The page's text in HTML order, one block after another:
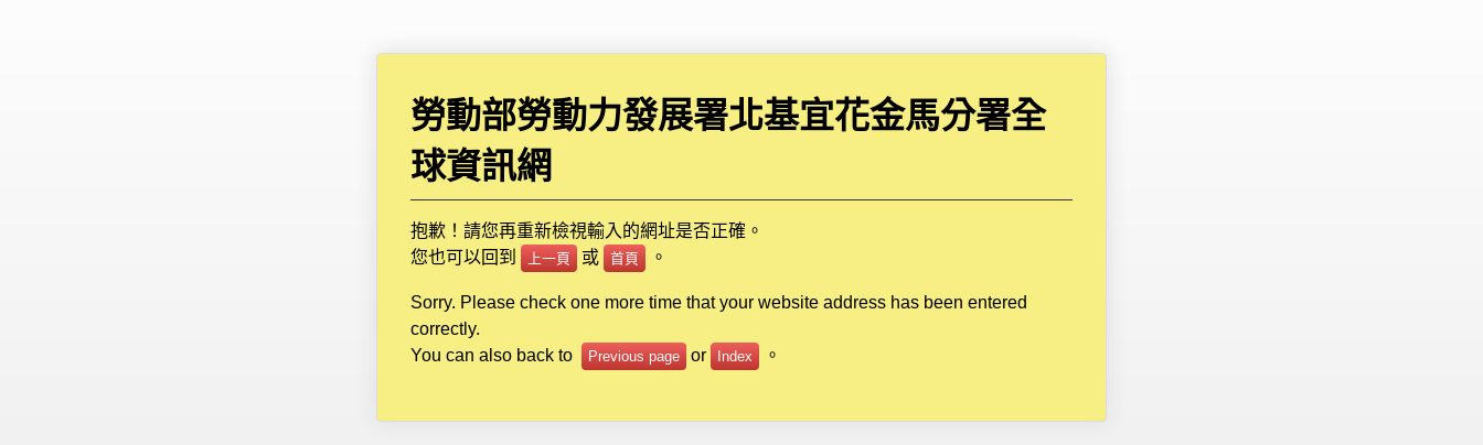
勞動部勞動力發展署北基宜花金馬分署全
球資訊網
抱歉！請您再重新檢視輸入的網址是否正確。
您也可以回到
上一頁 或 首頁 。
Sorry. Please check one more time that your website address has been entered
correctly.
You can also back to
Previous page or Index 。